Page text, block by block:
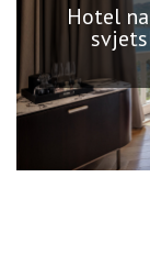
Hotel